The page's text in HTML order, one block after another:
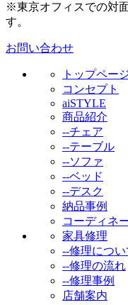
※東京オフィスでの対
す。
お問い合わせ
トップペー
コンセプト
aiSTYLE
商品紹介
--チェア
--テーブル
--ソファ
--ベッド
--デスク
納品事例
コーディネ
家具修理
--修理につい
--修理の流れ
--修理事例
店舗案内